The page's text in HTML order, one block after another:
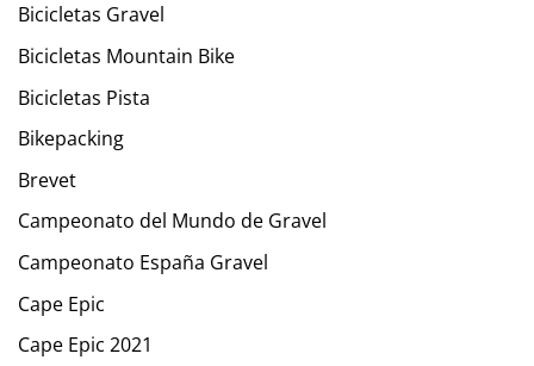
Bicicletas Gravel
Bicicletas Mountain Bike
Bicicletas Pista
Bikepacking
Brevet
Campeonato del Mundo de Gravel
Campeonato España Gravel
Cape Epic
Cape Epic 2021